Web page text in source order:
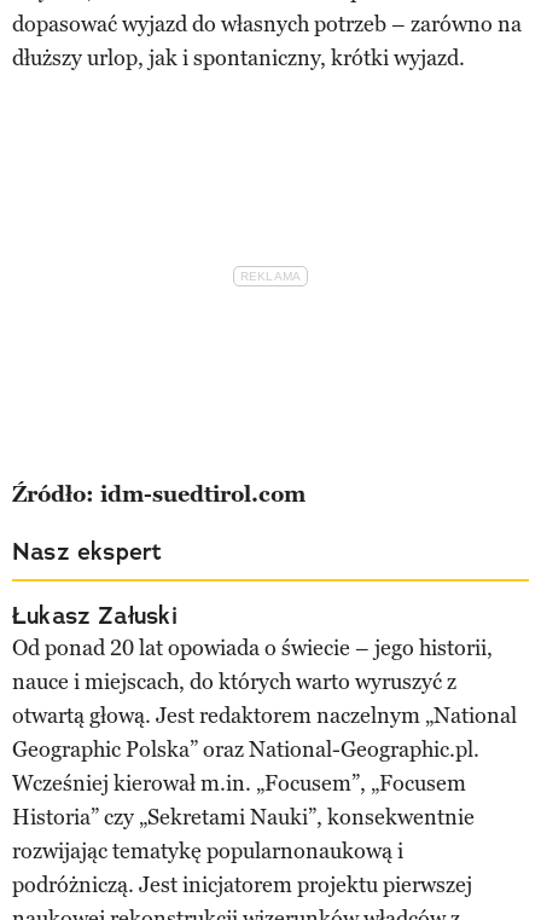
dopasować wyjazd do własnych potrzeb – zarówno na
dłuższy urlop, jak i spontaniczny, krótki wyjazd.
Źródło: idm-suedtirol.com
Nasz ekspert
Łukasz Załuski
Od ponad 20 lat opowiada o świecie – jego historii,
nauce i miejscach, do których warto wyruszyć z
otwartą głową. Jest redaktorem naczelnym „National
Geographic Polska” oraz National-Geographic.pl.
Wcześniej kierował m.in. „Focusem”, „Focusem
Historia” czy „Sekretami Nauki”, konsekwentnie
rozwijając tematykę popularnonaukową i
podróżniczą. Jest inicjatorem projektu pierwszej